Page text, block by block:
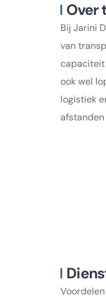
Over
Bij Jarini
van
capaciteit
ook wel
logistiek